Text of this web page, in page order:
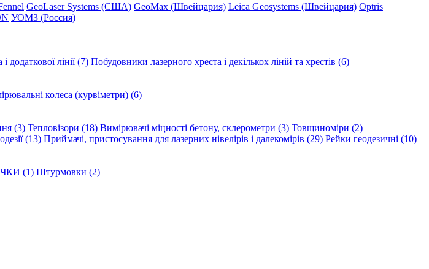
GeoLaser Systems (CША) GeoMax (Швейцария) Leica Geosystems (Швейцария) Optris
УОМЗ (Россия)
додаткової лінії (7) Побудовники лазерного хреста і декількох ліній та хрестів (6)
колеса (курвіметри) (6)
(3) Тепловізори (18) Вимірювачі міцності бетону, склерометри (3) Товщиноміри (2)
(13) Приймачі, пристосування для лазерних нівелірів і далекомірів (29) Рейки геодезичні (10)
(1) Штурмовки (2)